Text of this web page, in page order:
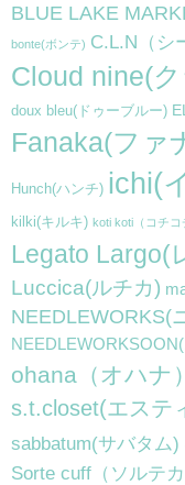
BLUE LAKE
bonte(ボンテ) C.L.N（シ
Cloud nine(
doux bleu(ドゥーブルー)
Fanaka(ファ
Hunch(ハンチ) ichi(
kilki(キルキ) koti koti（コチコ
Legato Largo(
Luccica(ルチカ)
NEEDLEWORKS(
ohana（オハナ）
s.t.closet(エステ
sabbatum(サバタム)
Sorte cuff（ソルテカ